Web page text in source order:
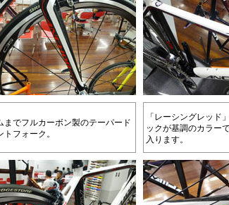
までフルカーボン製のテーパード
トフォーク。
「レーシングレッド
ックが基調のカラー
入ります。